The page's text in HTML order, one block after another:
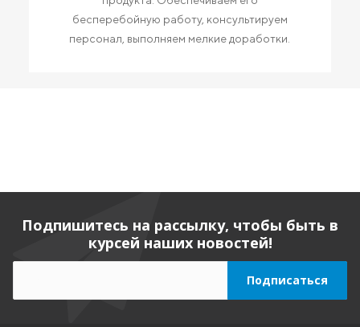
бесперебойную работу, консультируем
персонал, выполняем мелкие доработки.
Подпишитесь на рассылку, чтобы быть в
курсей наших новостей!